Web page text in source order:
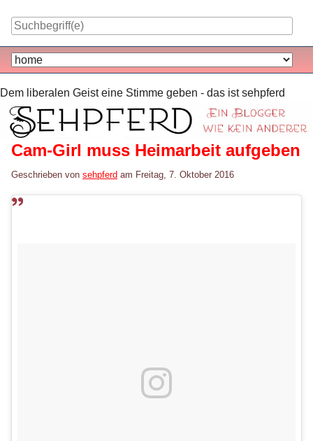
Navigation
Dem liberalen Geist eine Stimme geben - das ist sehpferd
Cam-Girl muss Heimarbeit aufgeben
Geschrieben von sehpferd am Freitag, 7. Oktober 2016